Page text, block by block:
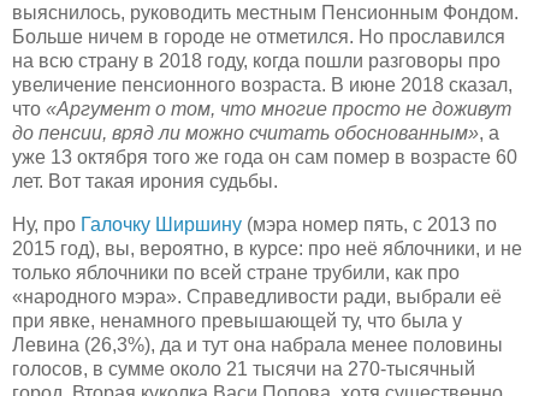
выяснилось, руководить местным Пенсионным Фондом.
Больше ничем в городе не отметился. Но прославился
на всю страну в 2018 году, когда пошли разговоры про
увеличение пенсионного возраста. В июне 2018 сказал,
что «Аргумент о том, что многие просто не доживут
до пенсии, вряд ли можно считать обоснованным», а
уже 13 октября того же года он сам помер в возрасте 60
лет. Вот такая ирония судьбы.
Ну, про Галочку Ширшину (мэра номер пять, с 2013 по
2015 год), вы, вероятно, в курсе: про неё яблочники, и не
только яблочники по всей стране трубили, как про
«народного мэра». Справедливости ради, выбрали её
при явке, ненамного превышающей ту, что была у
Левина (26,3%), да и тут она набрала менее половины
голосов, в сумме около 21 тысячи на 270-тысячный